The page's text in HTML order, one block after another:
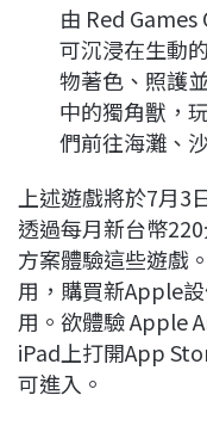
由 Red
可沉浸在生動
物著色、照護
中的獨角獸，
們前往海灘、
上述遊戲將於7月3
透過每月新台幣
方案體驗這些遊戲
用，購買新Apple
用。欲體驗 Apple
iPad上打開App
可進入。